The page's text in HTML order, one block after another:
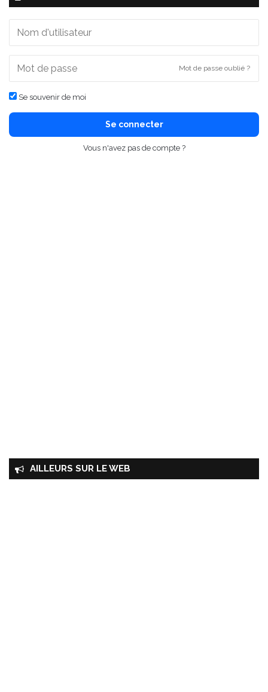
Mot de passe oublié ?
Se souvenir de moi
Se connecter
Vous n'avez pas de compte ?
AILLEURS SUR LE WEB